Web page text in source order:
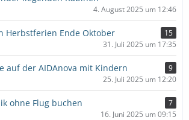
4. August 2025 um 12:46
Herbstferien Ende Oktober
15
31. Juli 2025 um 17:35
auf der AIDAnova mit Kindern
9
25. Juli 2025 um 12:20
ohne Flug buchen
7
16. Juni 2025 um 09:15